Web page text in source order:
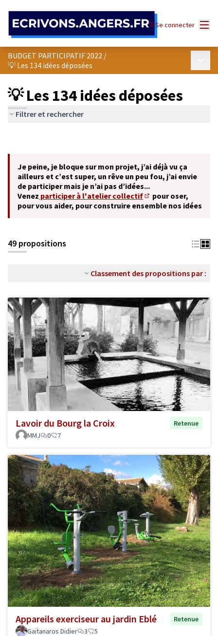
Se connecter
BUDGET PARTICIPATIF 2022 /
💡 Les 134 idées déposées
💡 Les 134 idées déposées
Filtrer et rechercher
Je peine, je bloque sur mon projet, j’ai déjà vu ça
ailleurs et c’est super, un rêve un peu fou, j’ai envie
de participer mais je n’ai pas d’idées...
Venez participer à l'atelier collectif
(S'ouvre dans un
pour oser,
pour vous aider, pour construire ensemble nos idées
49 propositions
Classement des propositions par :
Lavoir du Bourg la Croix
Retenue
MMJ
0 7
Appareils exerciseur au jardin Eblé
Retenue
Gaïtanaros Didier
3 5